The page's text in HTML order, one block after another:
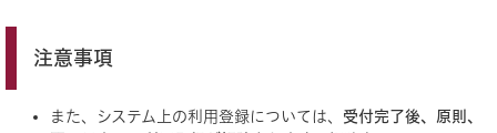
注意事項
また、システム上の利用登録については、 受付完了後、原則、